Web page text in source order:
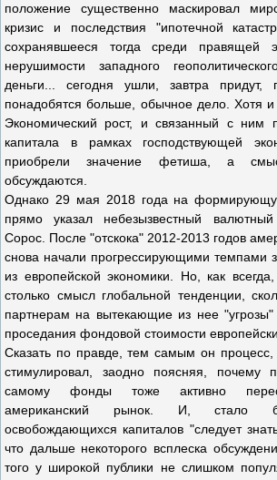
положение существенно маскировал
кризис и последствия "ипотечной
сохранявшееся тогда среди правящей
нерушимости западного
деньги... сегодня ушли, завтра придут,
понадобятся больше, обычное дело. Хотя и
Экономический рост, и связанный с ним
капитала в рамках господствующей
приобрели значение фетиша, а
обсуждаются.
Однако 29 мая 2018 года на
прямо указал небезызвестный
Сорос. После "отскока" 2012-2013 годов
снова начали прогрессирующими темпами
из европейской экономики. Но, как
столько смысл глобальной тенденции,
партнерам на вытекающие из нее "угрозы"
проседания фондовой стоимости
Сказать по правде, тем самым он
стимулировал, заодно поясняя, почему
самому фонды тоже активно
американский рынок. И, стало
освобождающихся капиталов "следует
что дальше некоторого всплеска
того у широкой публики не слишком